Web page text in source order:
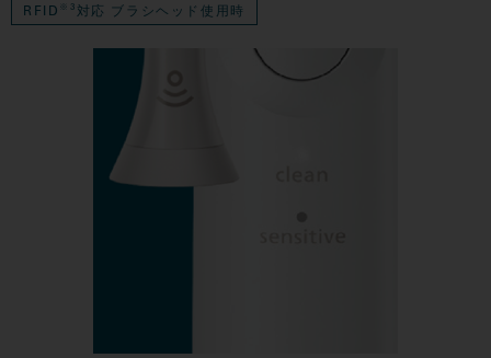
RFID ※3 対応 ブラシヘッド使用時